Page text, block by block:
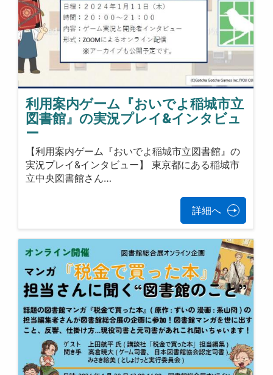
利用案内ゲーム『おいでよ稲城市立
図書館』の実況プレイ&インタビュ
ー
【利用案内ゲーム『おいでよ稲城市立図書館』の
実況プレイ&インタビュー】 東京都にある稲城市
立中央図書館さん…
詳細へ